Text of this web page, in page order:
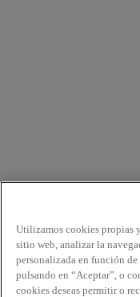
Utilizamos cookies propias
sitio web, analizar la
personalizada en función
pulsando en “Aceptar”, o
cookies deseas permitir o